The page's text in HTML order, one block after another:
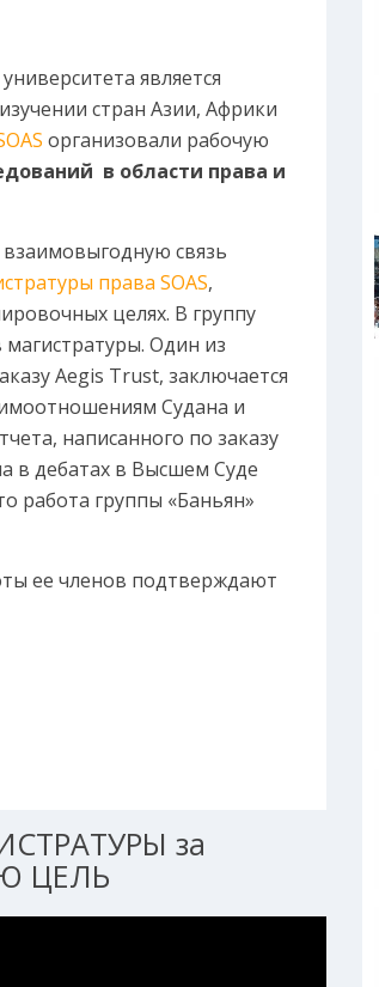
является
стран Азии, Африки
организовали рабочую
в области права и
взаимовыгодную связь
права SOAS,
целях. В группу
Один из
Aegis Trust, заключается
Судана и
написанного по заказу
в дебатах в Высшем Суде
работа группы «Баньян»
ее членов подтверждают
за
ЦЕЛЬ